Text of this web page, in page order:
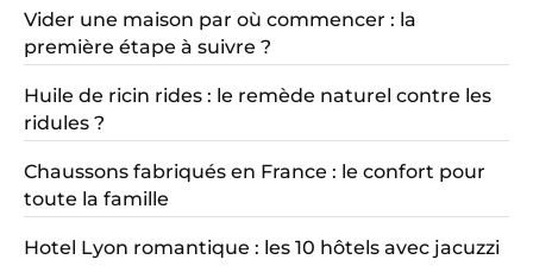
Vider une maison par où commencer : la
première étape à suivre ?
Huile de ricin rides : le remède naturel contre les
ridules ?
Chaussons fabriqués en France : le confort pour
toute la famille
Hotel Lyon romantique : les 10 hôtels avec jacuzzi